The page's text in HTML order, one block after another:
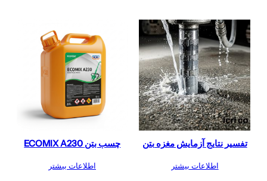
تفسیر نتایج آزمایش مغزه‌ بتن
اطلاعات بیشتر
چسب بتن ECOMIX A230
اطلاعات بیشتر